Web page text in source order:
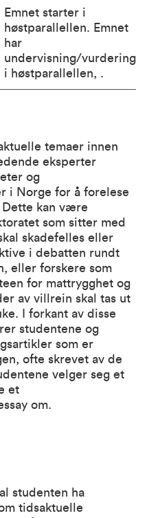
temaer innen
eksperter
og
i Norge for å forelese
Dette kan være
som sitter med
skadefelles eller
i debatten rundt
eller forskere som
for mattrygghet og
av villrein skal tas ut
I forkant av disse
studentene og
som er
ofte skrevet av de
velger seg et
et
om.
studenten ha
tidsaktuelle
Emnet starter i
høstparallellen. Emnet
har
undervisning/vurdering
i høstparallellen, .